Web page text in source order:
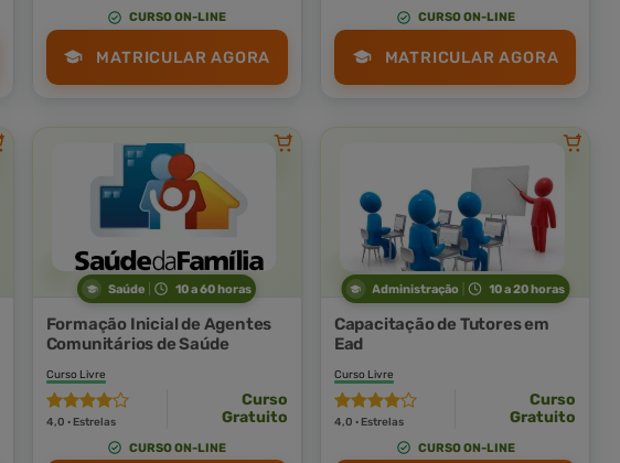
CURSO ON-LINE
MATRICULAR AGORA
CURSO ON-LINE
MATRICULAR AGORA
Saúde 10 a 60 horas
Formação Inicial de Agentes
Comunitários de Saúde
Curso Livre
4,0 · Estrelas
Curso
Gratuito
CURSO ON-LINE
Administração 10 a 20 horas
Capacitação de Tutores em
Ead
Curso Livre
4,0 · Estrelas
Curso
Gratuito
CURSO ON-LINE